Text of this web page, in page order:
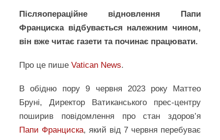
Післяопераційне відновлення Папи
Франциска відбувається належним чином,
він вже читає газети та починає працювати.
Про це пишеVatican News.
В обідню пору 9 червня 2023 року Маттео
Бруні, Директор Ватиканського прес-центру
поширив повідомлення про стан здоров’я
Папи Франциска, який від 7 червня перебуває